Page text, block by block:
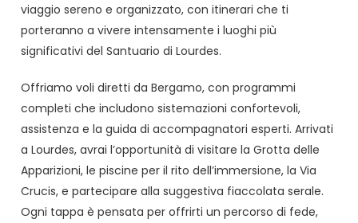
viaggio sereno e organizzato, con itinerari che ti
porteranno a vivere intensamente i luoghi più
significativi del Santuario di Lourdes.
Offriamo voli diretti da Bergamo, con programmi
completi che includono sistemazioni confortevoli,
assistenza e la guida di accompagnatori esperti. Arrivati
a Lourdes, avrai l’opportunità di visitare la Grotta delle
Apparizioni, le piscine per il rito dell’immersione, la Via
Crucis, e partecipare alla suggestiva fiaccolata serale.
Ogni tappa è pensata per offrirti un percorso di fede,